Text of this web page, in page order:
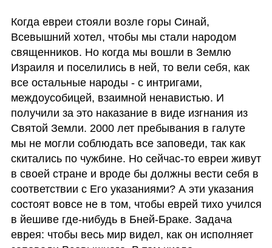
Когда евреи стояли возле горы Синай,
Всевышний хотел, чтобы мы стали народом
священников. Но когда мы вошли в Землю
Израиля и поселились в ней, то вели себя, как
все остальные народы - с интригами,
междоусобицей, взаимной ненавистью. И
получили за это наказание в виде изгнания из
Святой Земли. 2000 лет пребывания в галуте
мы не могли соблюдать все заповеди, так как
скитались по чужбине. Но сейчас-то евреи живут
в своей стране и вроде бы должны вести себя в
соответствии с Его указаниями? А эти указания
состоят вовсе не в том, чтобы еврей тихо учился
в йешиве где-нибудь в Бней-Браке. Задача
еврея: чтобы весь мир видел, как он исполняет